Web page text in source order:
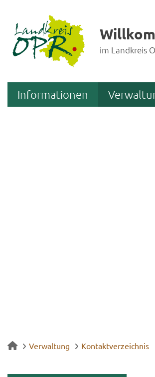
im Landkreis
Informationen
Verwaltung Kontaktverzeichnis